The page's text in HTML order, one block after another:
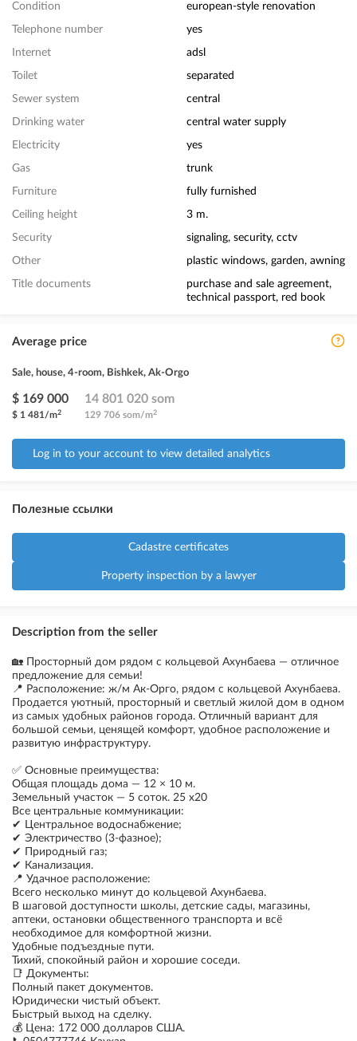
Condition european-style renovation
Telephone number yes
Internet adsl
Toilet separated
Sewer system central
Drinking water central water supply
Electricity yes
Gas trunk
Furniture fully furnished
Ceiling height 3 m.
Security signaling, security, cctv
Other plastic windows, garden, awning
Title documents
purchase and sale agreement,
technical passport, red book
Average price
Sale, house, 4-room, Bishkek, Ak-Orgo
$ 169 000
$ 1 481/m2
14 801 020 som
129 706 som/m2
Log in to your account to view detailed analytics
Полезные ссылки
Cadastre certificates
Property inspection by a lawyer
Description from the seller
🏡 Просторный дом рядом с кольцевой Ахунбаева — отличное
предложение для семьи!
📍 Расположение: ж/м Ак-Орго, рядом с кольцевой Ахунбаева.
Продается уютный, просторный и светлый жилой дом в одном
из самых удобных районов города. Отличный вариант для
большой семьи, ценящей комфорт, удобное расположение и
развитую инфраструктуру.
✅ Основные преимущества:
Общая площадь дома — 12 × 10 м.
Земельный участок — 5 соток. 25 х20
Все центральные коммуникации:
✔ Центральное водоснабжение;
✔ Электричество (3-фазное);
✔ Природный газ;
✔ Канализация.
📍 Удачное расположение:
Всего несколько минут до кольцевой Ахунбаева.
В шаговой доступности школы, детские сады, магазины,
аптеки, остановки общественного транспорта и всё
необходимое для комфортной жизни.
Удобные подъездные пути.
Тихий, спокойный район и хорошие соседи.
📑 Документы:
Полный пакет документов.
Юридически чистый объект.
Быстрый выход на сделку.
💰 Цена: 172 000 долларов США.